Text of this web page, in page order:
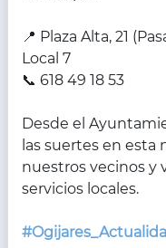
📍 Plaza Alta, 21
Local 7
📞 618 49 18 53
Desde el
las suertes en esta
nuestros vecinos y
servicios locales.